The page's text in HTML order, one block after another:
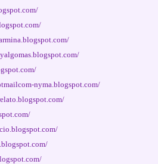
nyma.blogspot.com/